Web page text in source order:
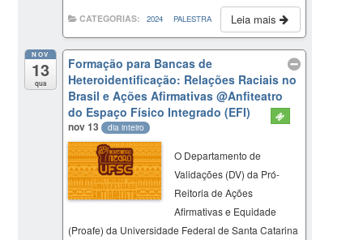
Leia mais
CATEGORIAS: 2024 PALESTRA
NOV
13
qua
Formação para Bancas de
Heteroidentificação: Relações Raciais no
Brasil e Ações Afirmativas@Anfiteatro
do Espaço Físico Integrado (EFI)
nov 13 dia inteiro
O Departamento de
Validações (DV) da Pró-
Reitoria de Ações
Afirmativas e Equidade
(Proafe) da Universidade Federal de Santa Catarina